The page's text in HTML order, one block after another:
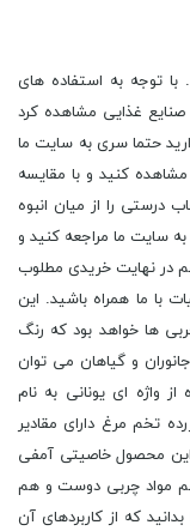
توجه به استفاده های
صنایع غذایی مشاهده کرد
حتما سری به سایت ما
مشاهده کنید و با مقایسه
درستی را از میان انبوه
سایت ما مراجعه کنید و
در نهایت خریدی مطلوب
با ما همراه باشید. این
ها خواهد بود که رنگ
و گیاهان می توان
واژه ای یونانی به نام
تخم مرغ دارای مقادیر
محصول خاصیتی آمفی
مواد چربی دوست و هم
که از کاربردهای آن